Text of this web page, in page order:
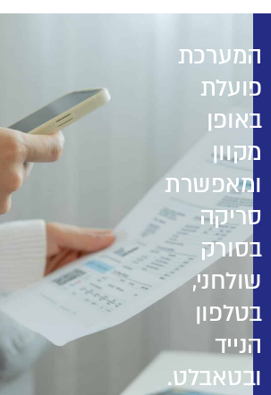
המערכת
פועלת
באופן
מקוון
ומאפשרת
סריקה
בסורק
שולחני,
בטלפון
הנייד
ובטאבלט.